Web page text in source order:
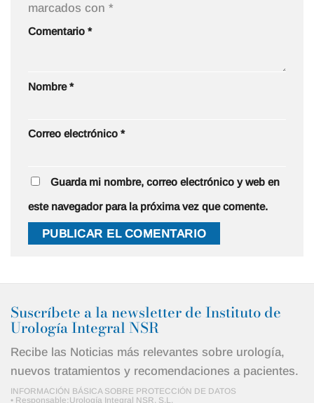
marcados con *
Comentario *
Nombre*
Correo electrónico *
Guarda mi nombre, correo electrónico y web en
este navegador para la próxima vez que comente.
Suscríbete a la newsletter de Instituto de
Urología Integral NSR
Recibe las Noticias más relevantes sobre urología,
nuevos tratamientos y recomendaciones a pacientes.
INFORMACIÓN BÁSICA SOBRE PROTECCIÓN DE DATOS
• Responsable:Urología Integral NSR, S.L.